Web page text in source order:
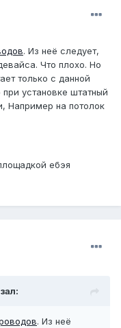
. Из неё следует,
Что плохо. Но
только с данной
установке штатный
Например на потолок
ебэя
. Из неё